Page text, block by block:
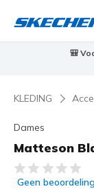
🎒
KLEDING
Dames
Matteson
5 van de 5
Geen